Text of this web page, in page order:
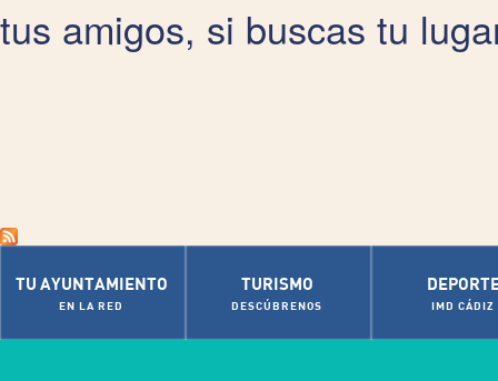
tus amigos, si buscas tu
TU AYUNTAMIENTO
EN LA RED
TURISMO
DESCÚBRENOS IMD CÁDIZ